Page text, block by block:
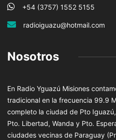
+54 (3757) 1552 5155
radioiguazu@hotmail.com
Nosotros
En Radio Yguazú Misiones
tradicional en la frecuencia 99.9
completo la ciudad de Pto
Pto. Libertad, Wanda y Pto.
ciudades vecinas de Paraguay